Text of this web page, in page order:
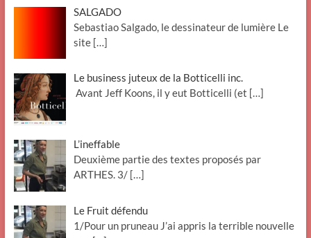
SALGADO
Sebastiao Salgado, le dessinateur de lumière Le
site […]
Le business juteux de la Botticelli inc.
Avant Jeff Koons, il y eut Botticelli (et […]
L’ineffable
Deuxième partie des textes proposés par
ARTHES. 3/ […]
Le Fruit défendu
1/Pour un pruneau J’ai appris la terrible nouvelle